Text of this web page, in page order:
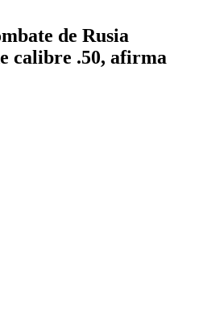
de Rusia
calibre .50, afirma